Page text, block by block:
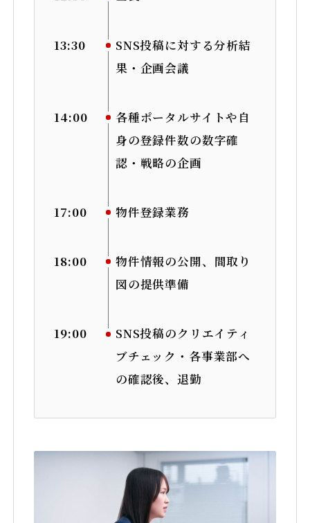
13:30
SNS投稿に対する分析結
果・企画会議
14:00
各種ポータルサイトや自
身の登録件数の数字確
認・戦略の企画
17:00 物件登録業務
18:00
物件情報の公開、間取り
図の提供準備
19:00
SNS投稿のクリエイティ
ブチェック・各事業部へ
の確認後、退勤